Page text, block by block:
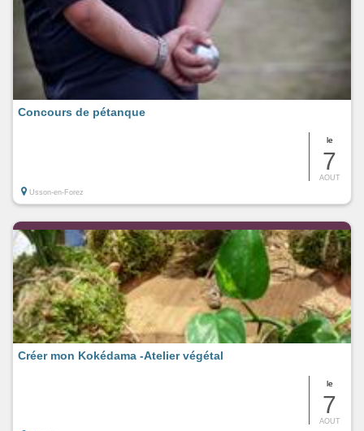
le
7
AOUT
Concours de pétanque
Usson-en-Forez
le
7
AOUT
Créer mon Kokédama -Atelier végétal